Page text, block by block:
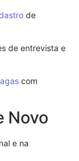
de
de entrevista e
com
Novo
e na